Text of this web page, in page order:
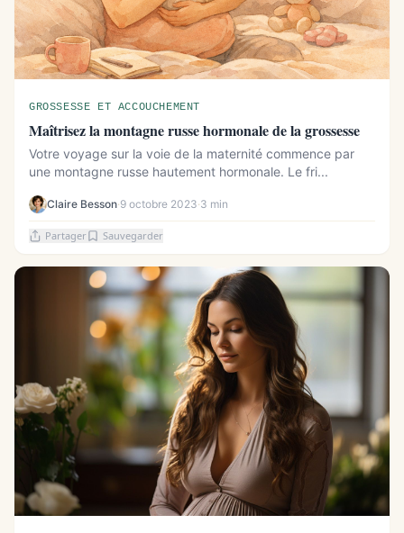
GROSSESSE ET ACCOUCHEMENT
Maîtrisez la montagne russe hormonale de la grossesse
Votre voyage sur la voie de la maternité commence par
une montagne russe hautement hormonale. Le fri...
Claire Besson·9 octobre 2023·3 min
Partager Sauvegarder